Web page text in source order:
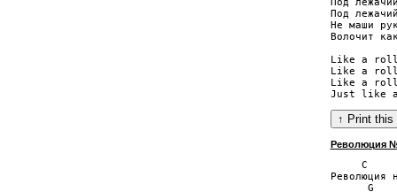
Под
Под
Не маши
Волочит
Like a
Like a
Like a
Революция
C
Революция
G